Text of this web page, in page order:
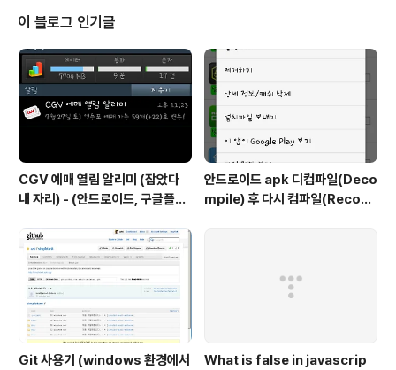
이 블로그 인기글
CGV 예매 열림 알리미 (잡았다
내 자리) - (안드로이드, 구글플레
안드로이드 apk 디컴파일(Deco
mpile) 후 다시 컴파일(Recom
Git 사용기 (windows 환경에서
What is false in javascrip